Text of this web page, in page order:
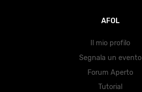
AFOL
Il mio profilo
Segnala un evento
Forum Aperto
Tutorial